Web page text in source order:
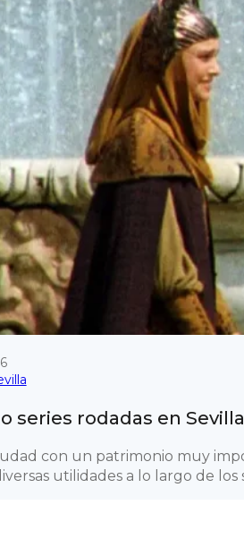
series rodadas en Sevilla
con un patrimonio muy
utilidades a lo largo de los